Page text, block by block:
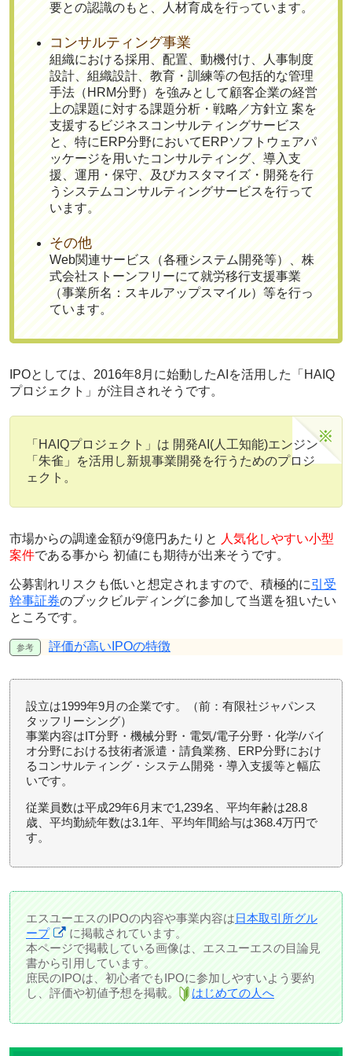
要との認識のもと、人材育成を行っています。
コンサルティング事業
組織における採用、配置、動機付け、人事制度
設計、組織設計、教育・訓練等の包括的な管理
手法（HRM分野）を強みとして顧客企業の経営
上の課題に対する課題分析・戦略／方針立 案を
支援するビジネスコンサルティングサービス
と、特にERP分野においてERPソフトウェアパ
ッケージを用いたコンサルティング、導入支
援、運用・保守、及びカスタマイズ・開発を行
うシステムコンサルティングサービスを行って
います。
その他
Web関連サービス（各種システム開発等）、株
式会社ストーンフリーにて就労移行支援事業
（事業所名：スキルアップスマイル）等を行っ
ています。
IPOとしては、2016年8月に始動したAIを活用 した「HAIQ
プロジェクト」が注目されそうです。
「HAIQプロジェクト」は 開発AI(人工知能)エンジン
「朱雀」を活用し新規事業開発を行うためのプロジ
ェクト。
市場からの調達金額が9億円あたりと 人気化しやすい小型
案件である事から 初値にも期待が出来そうです。
公募割れリスクも低いと想定されますので、積極的に引受
幹事証券のブックビルディングに参加して当選を狙いたい
ところです。
評価が高いIPOの特徴
設立は1999年9月の企業です。（前：有限社ジャパンス
タッフリーシング）
事業内容はIT分野・機械分野・電気/電子分野・化学/バイ
オ分野における技術者派遣・請負業務、ERP分野におけ
るコンサルティング・システム開発・導入支援等と幅広
いです。
従業員数は平成29年6月末で1,239名、平均年齢は28.8
歳、平均勤続年数は3.1年、平均年間給与は368.4万円で
す。
エスユーエスのIPOの内容や事業内容は日本取引所グル
ープ
に掲載されています。
本ページで掲載している画像は、エスユーエスの目論見
書から引用しています。
庶民のIPOは、初心者でもIPOに参加しやすいよう要約
し、評価や初値予想を掲載。
はじめての人へ